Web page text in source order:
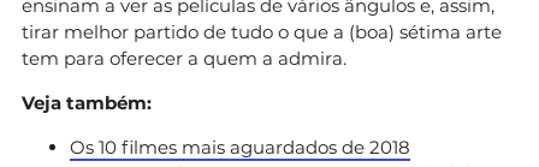
ensinam a ver as películas de vários ângulos e, assim,
tirar melhor partido de tudo o que a (boa) sétima arte
tem para oferecer a quem a admira.
Veja também:
Os 10 filmes mais aguardados de 2018